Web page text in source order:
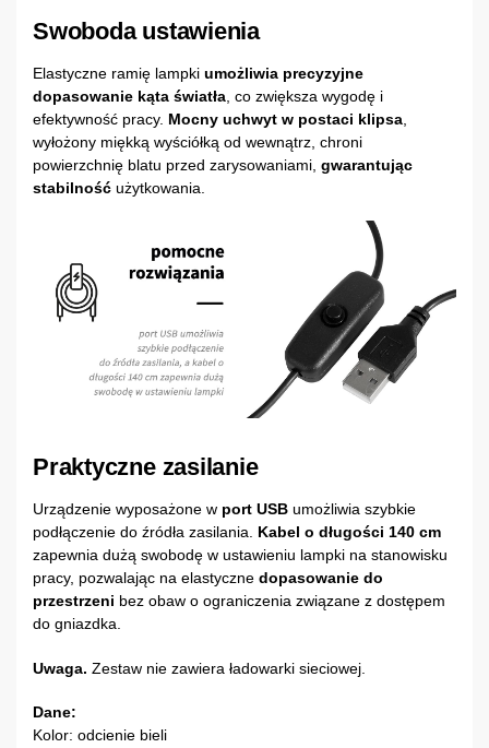
Swoboda ustawienia
Elastyczne ramię lampki umożliwia precyzyjne
dopasowanie kąta światła , co zwiększa wygodę i
efektywność pracy. Mocny uchwyt w postaci klipsa
wyłożony miękką wyściółką od wewnątrz, chroni
powierzchnię blatu przed zarysowaniami, gwarantując
stabilność użytkowania.
Praktyczne zasilanie
Urządzenie wyposażone w port USB umożliwia szybkie
podłączenie do źródła zasilania. Kabel o długości 140 cm
zapewnia dużą swobodę w ustawieniu lampki na stanowisku
pracy, pozwalając na elastyczne dopasowanie do
przestrzeni bez obaw o ograniczenia związane z dostępem
do gniazdka.
Uwaga. Zestaw nie zawiera ładowarki sieciowej.
Dane:
Kolor: odcienie bieli